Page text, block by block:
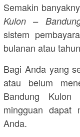
Semakin
Kulon –
sistem
bulanan atau
Bagi Anda yang
atau belum
Bandung
mingguan dapat
Anda.